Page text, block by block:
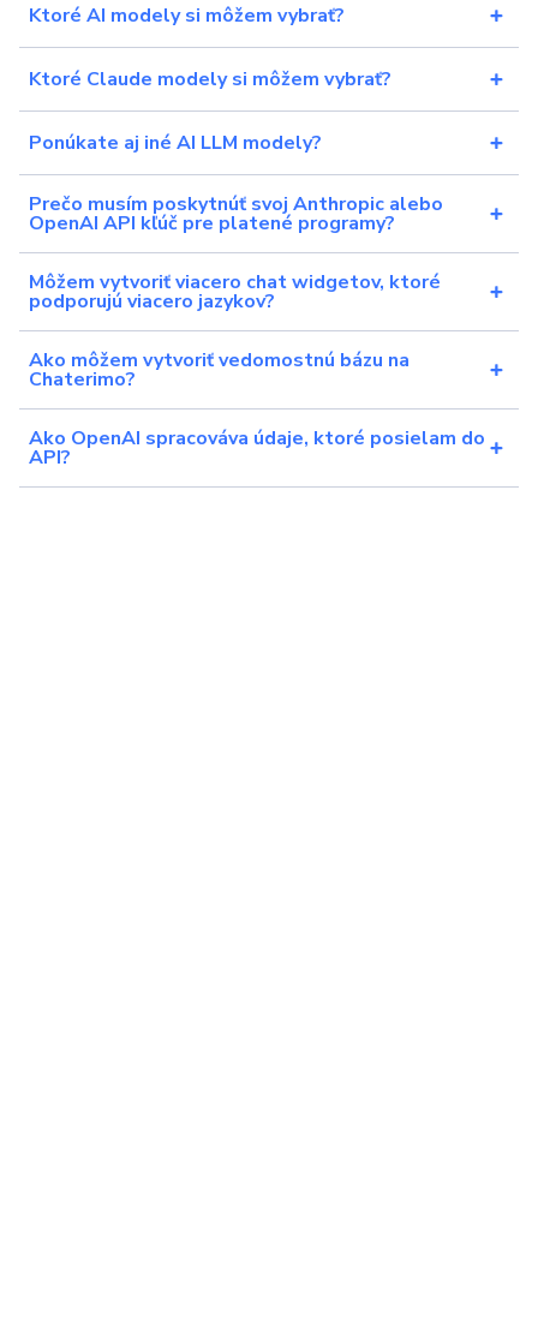
Ktoré AI modely si môžem vybrať?
Ktoré Claude modely si môžem vybrať?
Ponúkate aj iné AI LLM modely?
Prečo musím poskytnúť svoj Anthropic alebo
OpenAI API kľúč pre platené programy?
Môžem vytvoriť viacero chat widgetov, ktoré
podporujú viacero jazykov?
Ako môžem vytvoriť vedomostnú bázu na
Chaterimo?
Ako OpenAI spracováva údaje, ktoré posielam do
API?